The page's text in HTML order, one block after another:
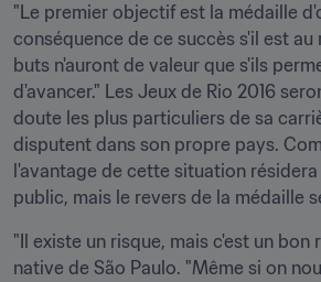
"Le premier objectif est la médaille
conséquence de ce succès s'il est
buts n'auront de valeur que s'ils
d'avancer." Les Jeux de Rio 2016
doute les plus particuliers de sa
disputent dans son propre pays.
l'avantage de cette situation
public, mais le revers de la médaille
"Il existe un risque, mais c'est un bon
native de São Paulo. "Même si on